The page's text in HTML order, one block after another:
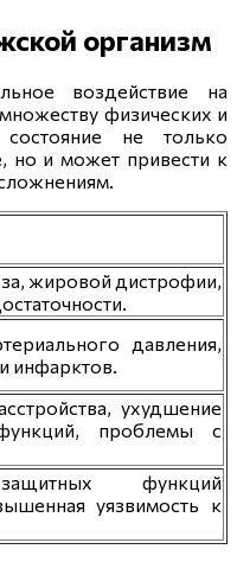
организм
воздействие на
физических и
не только
но и может привести к
жировой дистрофии,
давления,
инфарктов.
ухудшение
проблемы с
функций
уязвимость к